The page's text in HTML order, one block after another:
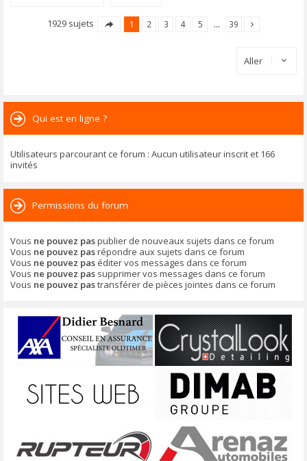
1929 sujets 1 2 3 4 5 … 39
Aller
Qui est en ligne ?
Utilisateurs parcourant ce forum : Aucun utilisateur inscrit et 166
invités
Permissions du forum
Vous ne pouvez paspublier de nouveaux sujets dans ce forum
Vous ne pouvez pasrépondre aux sujets dans ce forum
Vous ne pouvez pas éditer vos messages dans ce forum
Vous ne pouvez pas supprimer vos messages dans ce forum
Vous ne pouvez pastransférer de pièces jointes dans ce forum